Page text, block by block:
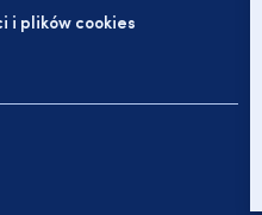
i plików cookies